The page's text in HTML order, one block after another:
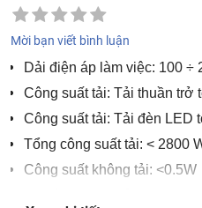
Mời bạn viết bình luận
Dải điện áp làm việc: 100 ÷
Công suất tải: Tải thuần trở
Công suất tải: Tải đèn LED
Tổng công suất tải: < 2800
Công suất không tải: <0.5W